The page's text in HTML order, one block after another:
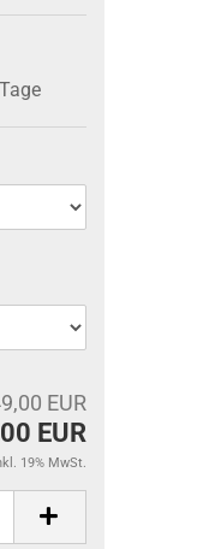
EUR
EUR
19% MwSt.